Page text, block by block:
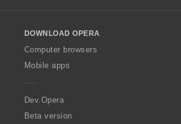
w
O
p
a
DOWNLOAD OPERA
Computer browsers
Mobile apps
Dev.Opera
Beta version